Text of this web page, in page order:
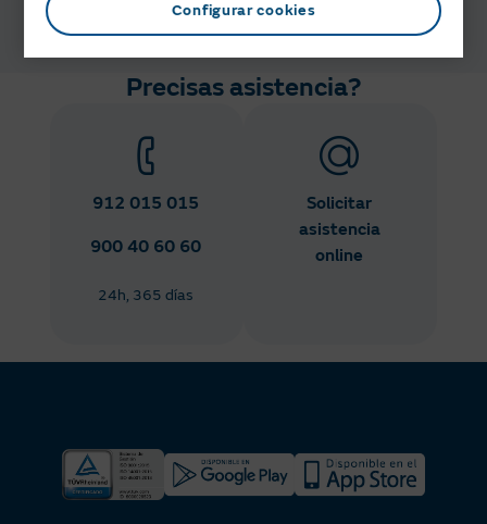
Precisas asistencia?
912 015 015
900 40 60 60
24h, 365 días
Solicitar
asistencia
online
Configurar cookies